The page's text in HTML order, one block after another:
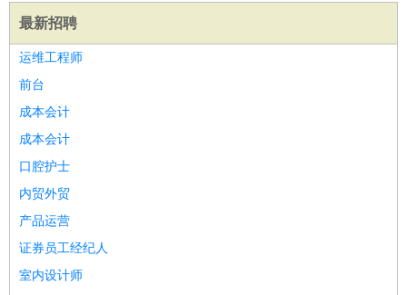
最新招聘
运维工程师
前台
成本会计
成本会计
口腔护士
内贸外贸
产品运营
证券员工经纪人
室内设计师